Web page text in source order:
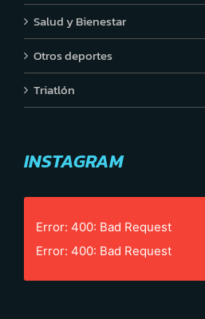
Salud y Bienestar
Otros deportes
Triatlón
INSTAGRAM
Error: 400: Bad Request
Error: 400: Bad Request